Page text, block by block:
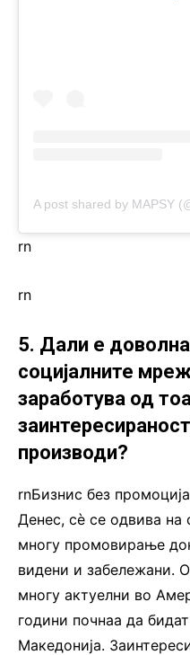
A post shared by MAPSY
rn
rn
5. Дали е
социјалните
заработува од
производи?
rnБизнис без
Денес, сè се одвива на
многу промовирање
видени и забележани.
многу актуелни во
години почнаа да
Македонија.